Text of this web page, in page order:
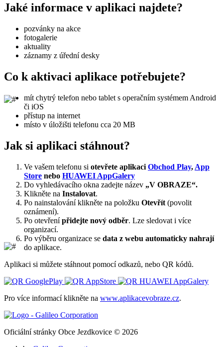
Jaké informace v aplikaci najdete?
pozvánky na akce
fotogalerie
aktuality
záznamy z úřední desky
Co k aktivaci aplikace potřebujete?
mít chytrý telefon nebo tablet s operačním systémem Android
či iOS
přístup na internet
místo v úložišti telefonu cca 20 MB
Jak si aplikaci stáhnout?
Ve vašem telefonu si otevřete aplikaci Obchod Play, App
Store nebo HUAWEI AppGalery
Do vyhledávacího okna zadejte název „V OBRAZE“.
Klikněte na Instalovat.
Po nainstalování klikněte na položku Otevřít (povolit
oznámení).
Po otevřenípřidejte nový odběr. Lze sledovat i více
organizací.
Po výběru organizace se data z webu automaticky nahrají
do aplikace.
Aplikaci si můžete stáhnout pomocí odkazů, nebo QR kódů.
Pro více informací klikněte na www.aplikacevobraze.cz.
Oficiální stránky Obce Jezdkovice © 2026